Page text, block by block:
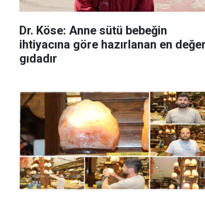
Dr. Köse: Anne sütü bebeğin
ihtiyacına göre hazırlanan en
gıdadır